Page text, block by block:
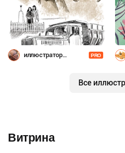
иллюстратор
PRO
Все
Витрина